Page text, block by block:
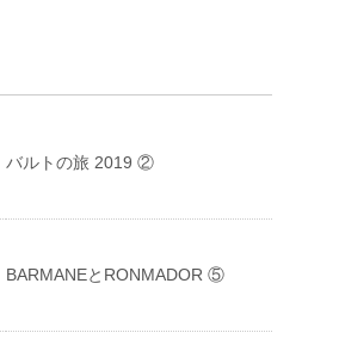
バルトの旅 2019 ②
BARMANEとRONMADOR ⑤